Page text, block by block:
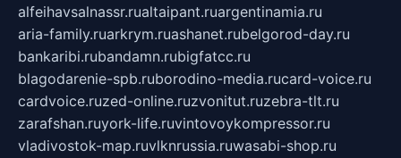
alfeihavsalnassr.rualtaipant.ruargentinamia.ru
aria-family.ruarkrym.ruashanet.rubelgorod-day.ru
bankaribi.rubandamn.rubigfatcc.ru
blagodarenie-spb.ruborodino-media.rucard-voice.ru
cardvoice.ruzed-online.ruzvonitut.ruzebra-tlt.ru
zarafshan.ruyork-life.ruvintovoykompressor.ru
vladivostok-map.ruvlknrussia.ruwasabi-shop.ru